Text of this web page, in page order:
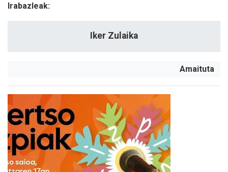
Irabazleak:
Iker Zulaika
Amaituta